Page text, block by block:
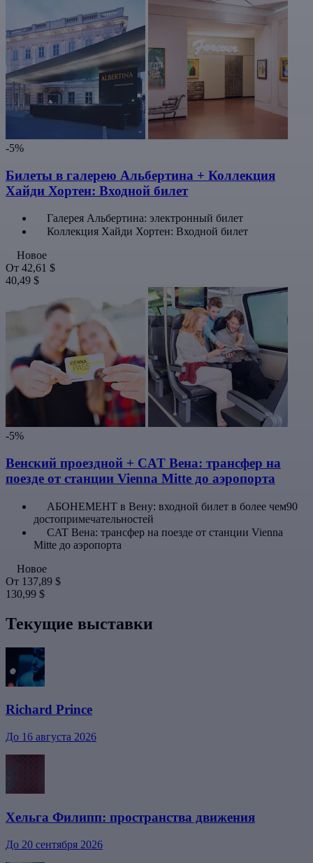
-5%
Билеты в галерею Альбертина + Коллекция
Хайди Хортен: Входной билет
Галерея Альбертина: электронный билет
Коллекция Хайди Хортен: Входной билет
Новое
От 42,61 $
40,49 $
-5%
Венский проездной + CAT Вена: трансфер на
поезде от станции Vienna Mitte до аэропорта
АБОНЕМЕНТ в Вену: входной билет в более чем90
достопримечательностей
CAT Вена: трансфер на поезде от станции Vienna
Mitte до аэропорта
Новое
От 137,89 $
130,99 $
Текущие выставки
Richard Prince
До 16 августа 2026
Хельга Филипп: пространства движения
До 20 сентября 2026